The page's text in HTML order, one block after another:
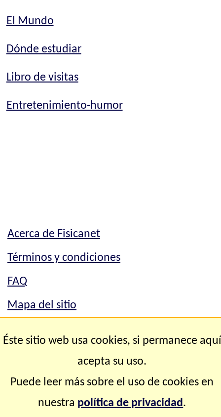
El Mundo
Dónde estudiar
Libro de visitas
Entretenimiento-humor
Acerca de Fisicanet
Términos y condiciones
FAQ
Mapa del sitio
Copyright © 2.000-2.028 Fisicanet ® Todos los
derechos reservados
Éste sitio web usa cookies, si permanece aquí
acepta su uso.
Puede leer más sobre el uso de cookies en
nuestra política de privacidad.